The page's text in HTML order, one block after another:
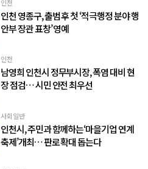
인천
인천 영종구, 출범 후 첫 ‘적극행정 분야 행
안부 장관 표창’ 영예
인천
남영희 인천시 정무부시장, 폭염 대비 현
장 점검… 시민 안전 최우선
사회일반
인천시, 주민과 함께하는‘마을기업 연계
축제’개최… 판로 확대 돕는다